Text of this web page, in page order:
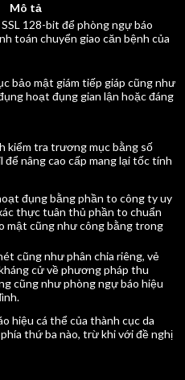
Mô tả
128-bit để phòng ngự báo
toán chuyển giao căn bệnh của
bảo mật giám tiếp giáp cũng như
hoạt đụng gian lận hoặc đáng
kiểm tra trương mục bằng số
nâng cao cấp mang lại tốc tính
đụng bằng phần to công ty uy
thực tuân thủ phần to chuẩn
mật cũng như công bằng trong
cũng như phân chia riêng, vẻ
cử về phương pháp thu
cũng như phòng ngự báo hiệu
hiệu cá thể của thành cục da
thứ ba nào, trừ khi với đề nghị